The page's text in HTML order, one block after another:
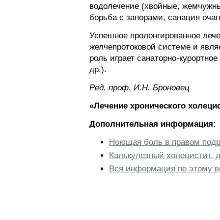
водолечение (хвойные,
борьба с запорами, санация
Успешное пролонгированное
желчепротоковой системе и
роль играет санаторно-
др.).
Ред. проф. И.Н. Броновец
«Лечение хронического
Дополнительная информация:
Ноющая боль в правом
Калькулезный холецистит,
Вся информация по этому